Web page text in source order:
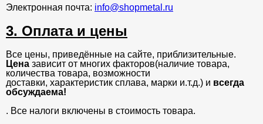
Электронная почта: info@shopmetal.ru
3. Оплата и цены
Все цены, приведённые на сайте, приблизительные.
Цена зависит от многих факторов(наличие товара,
количества товара, возможности
доставки, характеристик сплава, марки и.т.д.) и всегда
обсуждаема!
. Все налоги включены в стоимость товара.